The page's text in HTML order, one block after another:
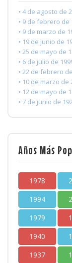
• 4 de agosto de
• 9 de febrero de
• 9 de marzo de
• 19 de junio de
• 25 de mayo de
• 6 de julio de
• 22 de febrero
• 10 de marzo de
• 12 de mayo de
• 7 de junio de
Años Más
1978
1994
1979
1940
1937